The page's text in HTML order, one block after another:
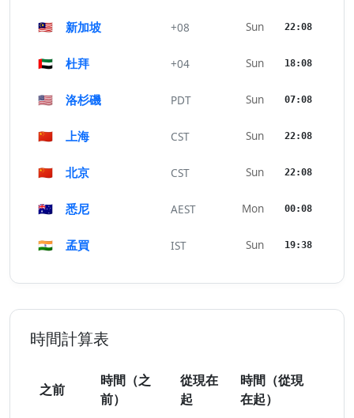
🇲🇾 新加坡 +08 Sun 22:08
🇦🇪 杜拜 +04 Sun 18:08
🇺🇸 洛杉磯 PDT Sun 07:08
🇨🇳 上海 CST Sun 22:08
🇨🇳 北京 CST Sun 22:08
🇦🇺 悉尼 AEST Mon 00:08
🇮🇳 孟買 IST Sun 19:38
時間計算表
之前
時間（之
前）
從現在
起
時間（從現
在起）